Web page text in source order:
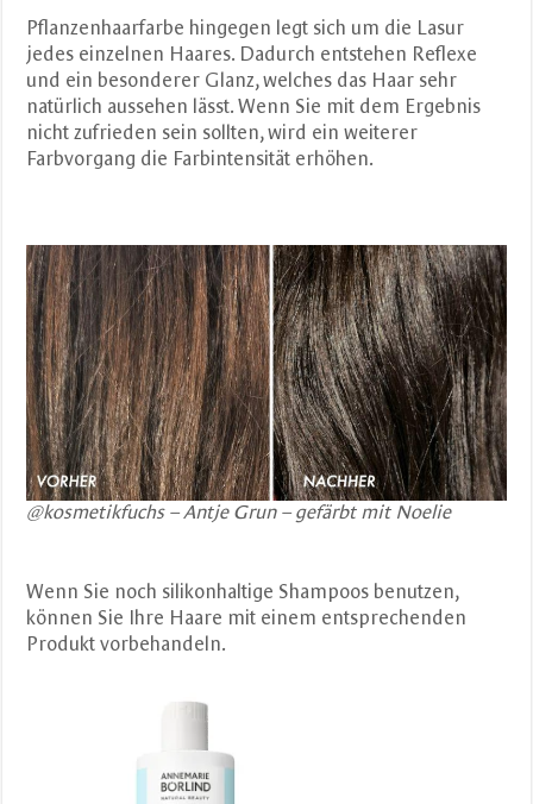
Pflanzenhaarfarbe hingegen legt sich um die Lasur
jedes einzelnen Haares. Dadurch entstehen Reflexe
und ein besonderer Glanz, welches das Haar sehr
natürlich aussehen lässt. Wenn Sie mit dem Ergebnis
nicht zufrieden sein sollten, wird ein weiterer
Farbvorgang die Farbintensität erhöhen.
@kosmetikfuchs – Antje Grun – gefärbt mit Noelie
Wenn Sie noch silikonhaltige Shampoos benutzen,
können Sie Ihre Haare mit einem entsprechenden
Produkt vorbehandeln.